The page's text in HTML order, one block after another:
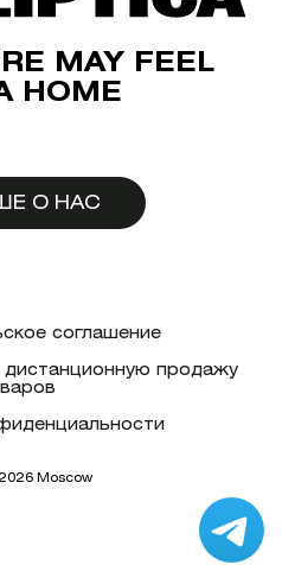
MAY FEEL
HOME
О НАС
соглашение
продажу
Moscow